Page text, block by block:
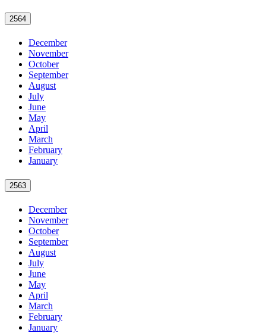
2564
December
November
October
September
August
July
June
May
April
March
February
January
2563
December
November
October
September
August
July
June
May
April
March
February
January